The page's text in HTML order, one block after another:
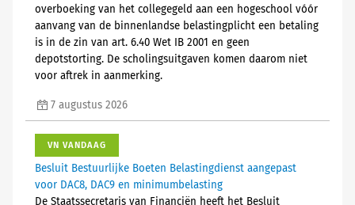
overboeking van het collegegeld aan een hogeschool vóór
aanvang van de binnenlandse belastingplicht een betaling
is in de zin van art. 6.40 Wet IB 2001 en geen
depotstorting. De scholingsuitgaven komen daarom niet
voor aftrek in aanmerking.
7 augustus 2026
VN VANDAAG
Besluit Bestuurlijke Boeten Belastingdienst aangepast
voor DAC8, DAC9 en minimumbelasting
De Staatssecretaris van Financiën heeft het Besluit